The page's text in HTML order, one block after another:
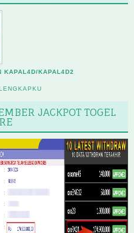
KAPAL4D/KAPAL4D2
JACKPOT TOGEL